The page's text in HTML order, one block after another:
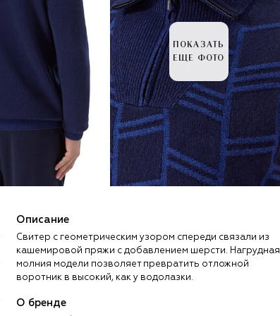
ПОКАЗАТЬ
ЕЩЕ ФОТО
Описание
Свитер с геометрическим узором спереди связали из
кашемировой пряжи с добавлением шерсти. Нагрудная
молния модели позволяет превратить отложной
воротник в высокий, как у водолазки.
О бренде